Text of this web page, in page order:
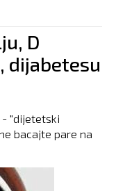
D
dijabetesu
- "dijetetski
bacajte pare na